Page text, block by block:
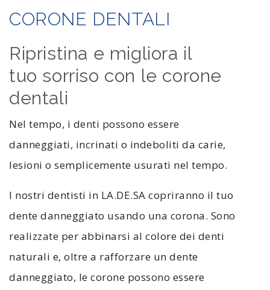
CORONE DENTALI
Ripristina e migliora il
tuo sorriso con le corone
dentali
Nel tempo, i denti possono essere
danneggiati, incrinati o indeboliti da carie,
lesioni o semplicemente usurati nel tempo.
I nostri dentisti in LA.DE.SA copriranno il tuo
dente danneggiato usando una corona. Sono
realizzate per abbinarsi al colore dei denti
naturali e, oltre a rafforzare un dente
danneggiato, le corone possono essere